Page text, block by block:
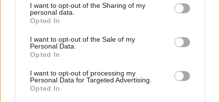
I want to opt-out of the Sharing of my
personal data.
Opted In
I want to opt-out of the Sale of my
Personal Data.
Opted In
I want to opt-out of processing my
Personal Data for Targeted Advertising.
Opted In